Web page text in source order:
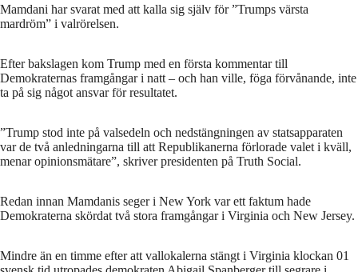
Mamdani har svarat med att kalla sig själv för ”Trumps värsta
mardröm” i valrörelsen.
Efter bakslagen kom Trump med en första kommentar till
Demokraternas framgångar i natt – och han ville, föga förvånande, inte
ta på sig något ansvar för resultatet.
”Trump stod inte på valsedeln och nedstängningen av statsapparaten
var de två anledningarna till att Republikanerna förlorade valet i kväll,
menar opinionsmätare”, skriver presidenten på Truth Social.
Redan innan Mamdanis seger i New York var ett faktum hade
Demokraterna skördat två stora framgångar i Virginia och New Jersey.
Mindre än en timme efter att vallokalerna stängt i Virginia klockan 01